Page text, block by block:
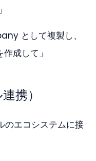
として複製し、
成して」
携）
エコシステムに接